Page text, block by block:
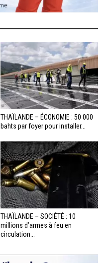
THAÏLANDE – ÉCONOMIE : 50 000
bahts par foyer pour installer...
THAÏLANDE – SOCIÉTÉ : 10
millions d’armes à feu en
circulation...